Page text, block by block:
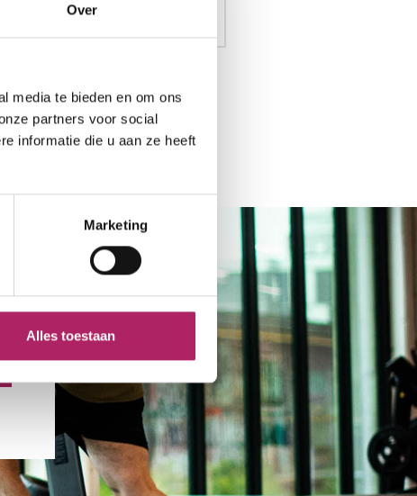
Over
media te bieden en om ons
partners voor social
informatie die u aan ze heeft
Marketing
Alles toestaan